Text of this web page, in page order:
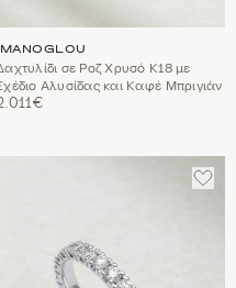
σε Ροζ Χρυσό Κ18 με
Αλυσίδας και Καφέ Μπριγιάν
ΣΤΑ